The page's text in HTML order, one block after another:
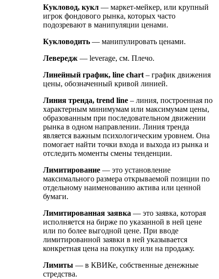
Кукловод, кукл — маркет-мейкер, или крупный
игрок фондового рынка, которых часто
подозревают в манипуляции ценами.
Кукловодить — манипулировать ценами.
Левередж — leverаge, см. Плечо.
Линейный график, line chart– график движения
цены, обозначенный кривой линией.
Линия тренда, trend line – линия, построенная по
характерным минимумам или максимумам цены,
образованным при последовательном движении
рынка в одном направлении. Линия тренда
является важным психологическим уровнем. Она
помогает найти точки входа и выхода из рынка и
отследить моменты смены тенденции.
Лимитирование — это установление
максимального размера открываемой позиции по
отдельному наименованию актива или ценной
бумаги.
Лимитированная заявка — это заявка, которая
исполняется на бирже по указанной в ней цене
или по более выгодной цене. При вводе
лимитированной заявки в ней указывается
конкретная цена на покупку или на продажу.
Лимиты — в КВИКе, собственные денежные
стредства.